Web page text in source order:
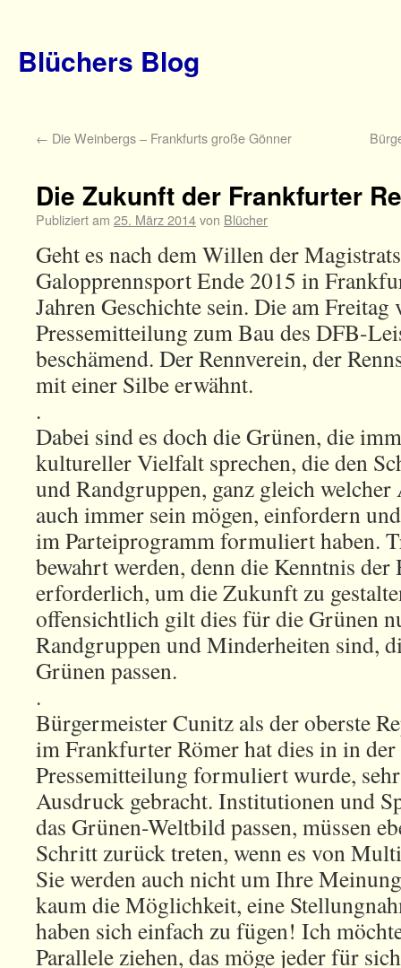
Blüchers Blog
← Die Weinbergs – Frankfurts große Gönner
Die Zukunft der Frankfurter
Publiziert am 25. März 2014von Blücher
Geht es nach dem Willen der
Galopprennsport Ende 2015 in
Jahren Geschichte sein. Die am
Pressemitteilung zum Bau des DFB-
beschämend. Der Rennverein, der
mit einer Silbe erwähnt.
.
Dabei sind es doch die Grünen, die
kultureller Vielfalt sprechen, die den
und Randgruppen, ganz gleich
auch immer sein mögen, einfordern
im Parteiprogramm formuliert haben.
bewahrt werden, denn die Kenntnis
erforderlich, um die Zukunft zu
offensichtlich gilt dies für die Grünen
Randgruppen und Minderheiten sind,
Grünen passen.
.
Bürgermeister Cunitz als der oberste
im Frankfurter Römer hat dies in in
Pressemitteilung formuliert wurde,
Ausdruck gebracht. Institutionen und
das Grünen-Weltbild passen, müssen
Schritt zurück treten, wenn es von
Sie werden auch nicht um Ihre
kaum die Möglichkeit, eine
haben sich einfach zu fügen! Ich
Parallele ziehen, das möge jeder für